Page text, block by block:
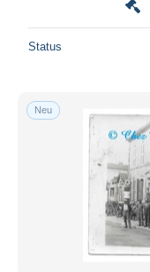
Status
Neu